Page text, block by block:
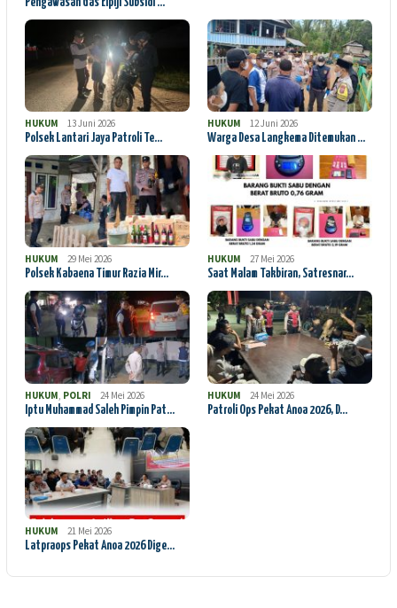
Pengawasan Gas Elpiji Subsidi …
HUKUM
13 Juni 2026
Polsek Lantari Jaya Patroli Te…
HUKUM
12 Juni 2026
Warga Desa Langkema Ditemukan …
HUKUM
29 Mei 2026
Polsek Kabaena Timur Razia Mir…
HUKUM
27 Mei 2026
Saat Malam Takbiran, Satresnar…
HUKUM POLRI
24 Mei 2026
Iptu Muhammad Saleh Pimpin Pat…
HUKUM
24 Mei 2026
Patroli Ops Pekat Anoa 2026, D…
HUKUM
21 Mei 2026
Latpraops Pekat Anoa 2026 Dige…